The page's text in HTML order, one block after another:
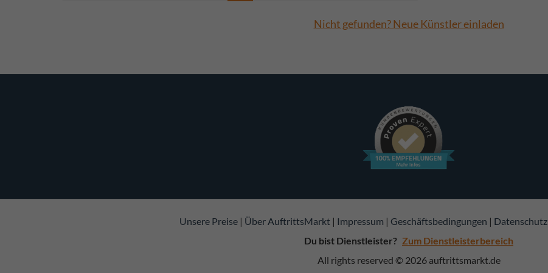
Nicht gefunden? Neue Künstler einladen
Unsere Preise | Über AuftrittsMarkt | Impressum | Geschäftsbedingungen | Datenschutz
Du bist Dienstleister? Zum Dienstleisterbereich
All rights reserved © 2026 auftrittsmarkt.de